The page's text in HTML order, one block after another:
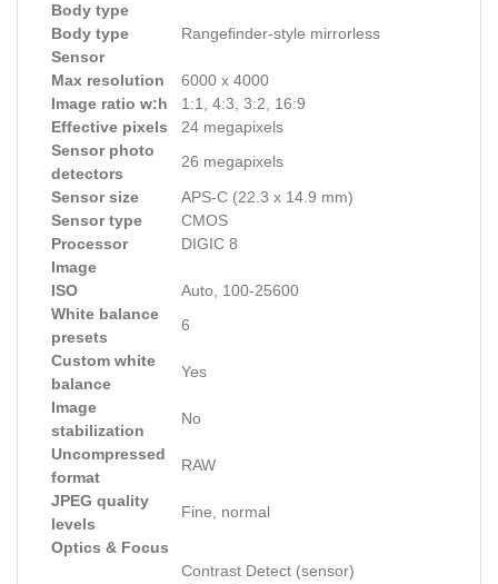
Body type
Body type
Rangefinder-style mirrorless
Sensor
Max resolution
6000 x 4000
Image ratio w:h
1:1, 4:3, 3:2, 16:9
Effective pixels
24 megapixels
Sensor photo
detectors
26 megapixels
Sensor size
APS-C (22.3 x 14.9 mm)
Sensor type
CMOS
Processor
DIGIC 8
Image
ISO
Auto, 100-25600
White balance
presets
6
Custom white
balance
Yes
Image
stabilization
No
Uncompressed
format
RAW
JPEG quality
levels
Fine, normal
Optics & Focus
Contrast Detect (sensor)